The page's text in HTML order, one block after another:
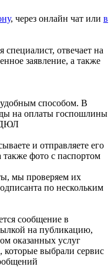
, через онлайн чат или в
отвечает на
заявление, а также
способом. В
на оплаты госпошлины
и отправляете его
также фото с паспортом
мы проверяем их
по нескольким
сообщение в
на публикацию,
оказанных услуг
выбрали сервис